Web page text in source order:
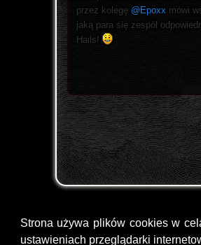
Strona używa plików cookies w
ustawieniach przeglądarki
przez kolegę @Epoxx mówi
jaką para się zespół
Hails!